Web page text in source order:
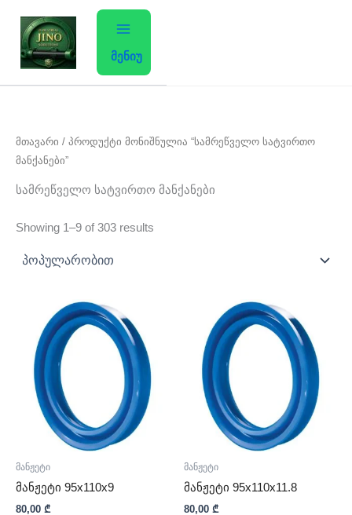
content
მენიუ
მთავარი / პროდუქტი მონიშნულია “სამრეწველო სატვირთო
მანქანები”
სამრეწველო სატვირთო მანქანები
Showing 1–9 of 303 results
მანჟეტი
მანჟეტი 95x110x9
80,00 ₾
მანჟეტი
მანჟეტი 95x110x11.8
80,00 ₾